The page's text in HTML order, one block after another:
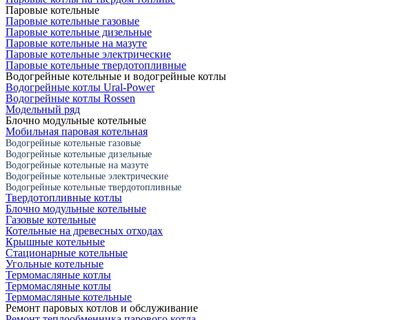
Паровые котельные
Паровые котельные газовые
Паровые котельные дизельные
Паровые котельные на мазуте
Паровые котельные электрические
Паровые котельные твердотопливные
Водогрейные котельные и водогрейные котлы
Водогрейные котлы Ural-Power
Водогрейные котлы Rossen
Модельный ряд
Блочно модульные котельные
Мобильная паровая котельная
Водогрейные котельные газовые
Водогрейные котельные дизельные
Водогрейные котельные на мазуте
Водогрейные котельные электрические
Водогрейные котельные твердотопливные
Твердотопливные котлы
Блочно модульные котельные
Газовые котельные
Котельные на древесных отходах
Крышные котельные
Стационарные котельные
Угольные котельные
Термомасляные котлы
Термомасляные котлы
Термомасляные котельные
Ремонт паровых котлов и обслуживание